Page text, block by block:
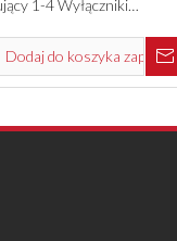
1-4 Wyłączniki
Dodaj do koszyka zapytań